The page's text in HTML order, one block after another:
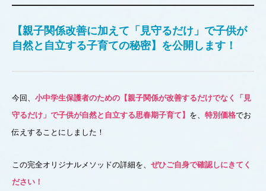
【親子関係改善に加えて「見守るだけ」で子供が
自然と自立する子育ての秘密】を公開します！
今回、 小中学生保護者のための【親子関係が改善するだけでなく「見
守るだけ」で子供が自然と自立する思春期子育て】 を、 特別価格でお
伝えすることにしました！
この完全オリジナルメソッドの詳細を、 ぜひご自身で確認しにきてく
ださい！